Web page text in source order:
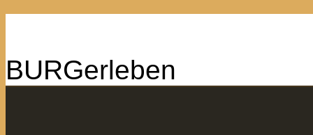
BURGerleben